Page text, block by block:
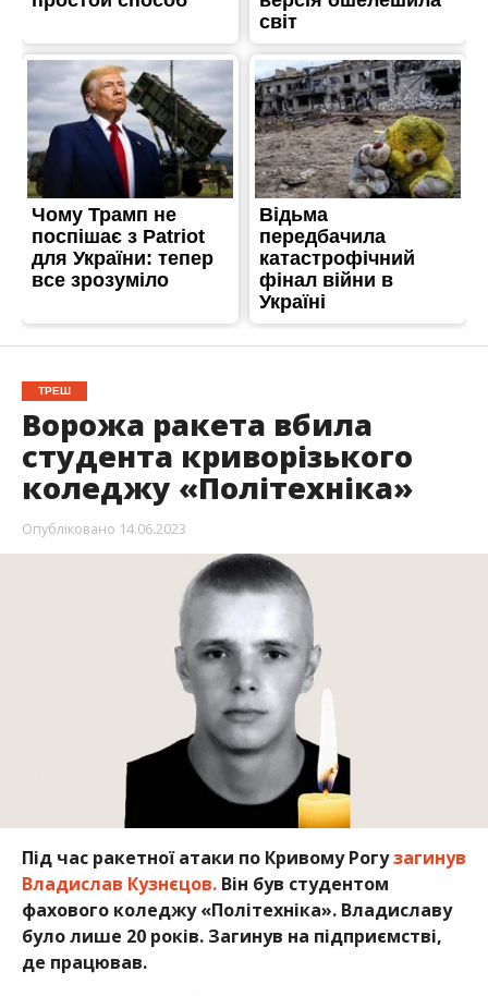
ТРЕШ
Ворожа ракета вбила
студента криворізького
коледжу «Політехніка»
Опубліковано 14.06.2023
Під час ракетної атаки по Кривому Рогузагинув
Владислав Кузнєцов.Він був студентом
фахового коледжу «Політехніка». Владиславу
було лише 20 років. Загинув на підприємстві,
де працював.